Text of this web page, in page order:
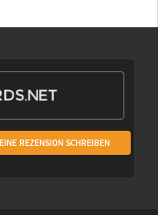
EINE REZENSION SCHREIBEN